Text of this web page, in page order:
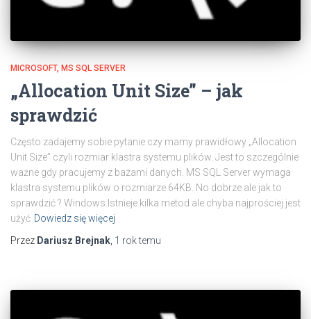
MICROSOFT MS SQL SERVER
„Allocation Unit Size” – jak
sprawdzić
Często zadajemy sobie pytanie czy mamy prawidłowy „Allocation
Unit Size” czyli rozmiar klastra systemu plików. Jest to szczególnie
ważne gdy pracujemy z bazami danych. MS SQL Server wymaga
klastra systemu plików o rozmiarze 64KB. No dobrze ale jak to
sprawdzić ? Windows Istnieje kilka metod ale chyba najprościej jest
użyć Dowiedz się więcej
Przez Dariusz Brejnak 1 roktemu